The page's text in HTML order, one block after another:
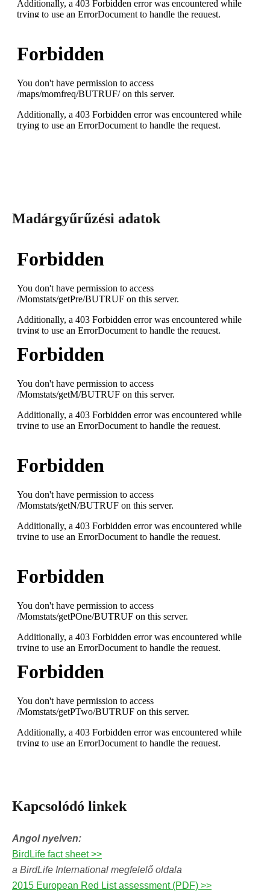
Madárgyűrűzési adatok
Kapcsolódó linkek
Angol nyelven:
BirdLife fact sheet >>
a BirdLife International megfelelő oldala
2015 European Red List assessment (PDF) >>